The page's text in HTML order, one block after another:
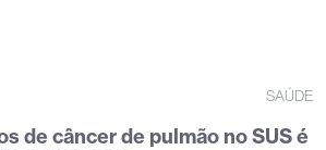
SAÚDE
de câncer de pulmão no SUS é